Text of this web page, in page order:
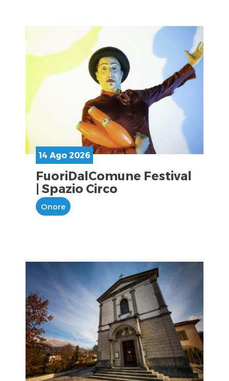
14 Ago 2026
FuoriDalComune Festival
| Spazio Circo
Onore